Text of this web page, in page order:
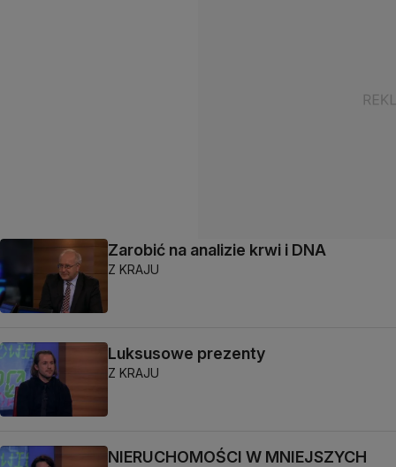
Zarobić na analizie krwi i DNA
Z KRAJU
Luksusowe prezenty
Z KRAJU
NIERUCHOMOŚCI W MNIEJSZYCH